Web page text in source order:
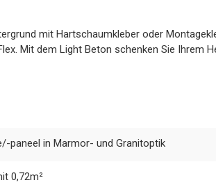
mit Hartschaumkleber oder
Mit dem Light Beton schenken Sie Ihrem
paneel in Marmor- und Granitoptik
0,72m²